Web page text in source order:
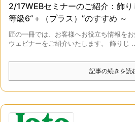
2/17WEBセミナーのご紹介：飾
等級6“＋（プラス）”のすすめ ～
匠の一冊では、お客様へお役立ち情報を
ウェビナーをご紹介いたします。 飾りじ
記事の続きを読